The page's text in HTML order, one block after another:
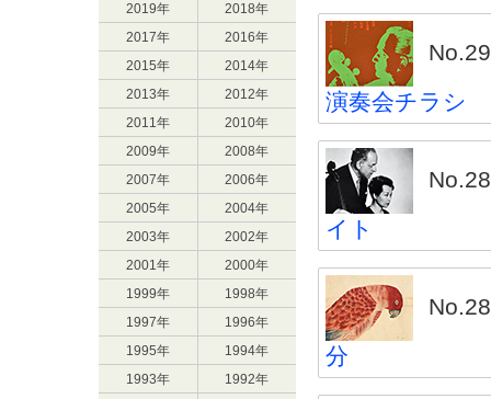
2019年
2018年
2017年
2016年
2015年
2014年
2013年
2012年
2011年
2010年
2009年
2008年
2007年
2006年
2005年
2004年
2003年
2002年
2001年
2000年
1999年
1998年
1997年
1996年
1995年
1994年
1993年
1992年
演奏会チラシ
イト
分